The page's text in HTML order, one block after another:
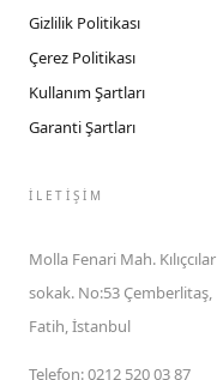
Gizlilik Politikası
Çerez Politikası
Kullanım Şartları
Garanti Şartları
İLETIŞIM
Molla Fenari Mah. Kılıçcılar
sokak. No:53 Çemberlitaş,
Fatih, İstanbul
Telefon:0212 520 03 87